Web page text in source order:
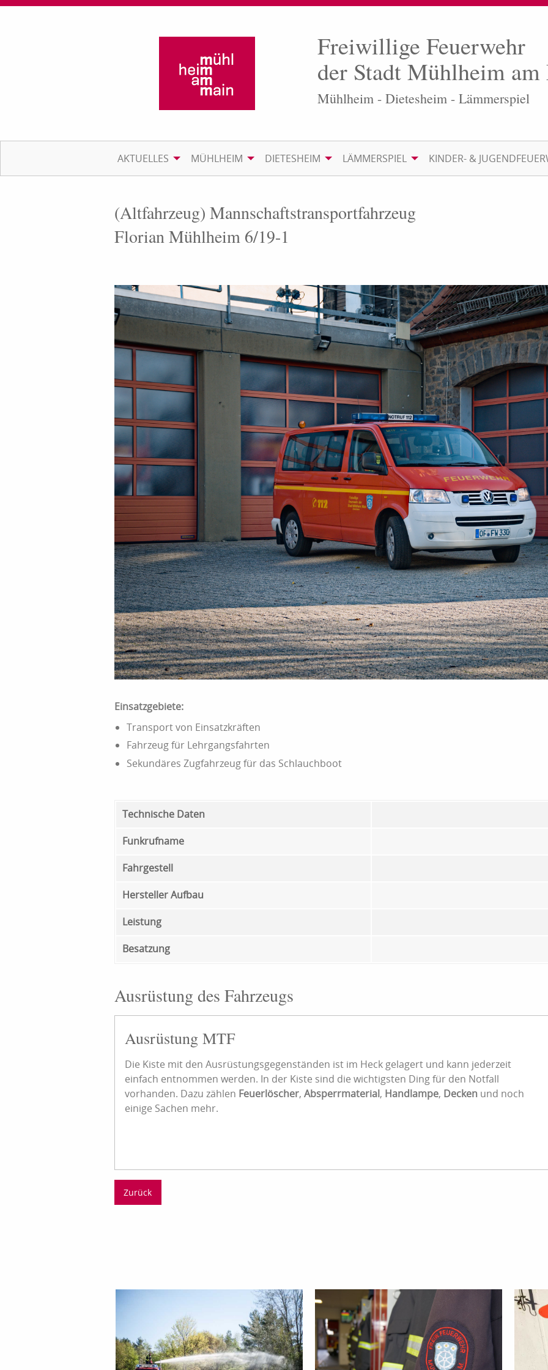
Freiwillige Feuerwehr
der Stadt Mühlheim
Mühlheim - Dietesheim - Lämmerspiel
AKTUELLES MÜHLHEIM DIETESHEIM LÄMMERSPIEL KINDER- &
(Altfahrzeug) Mannschaftstransport­fahrzeug
Florian Mühlheim 6/19-1
Einsatzgebiete:
Transport von Einsatzkräften
Fahrzeug für Lehrgangsfahrten
Sekundäres Zugfahrzeug für das Schlauchboot
Technische Daten
Funkrufname
Fahrgestell
Hersteller Aufbau
Leistung
Besatzung
Ausrüstung des Fahrzeugs
Ausrüstung MTF
Die Kiste mit den Ausrüstungsgegenständen ist im Heck gelagert und kann jederzeit
einfach entnommen werden. In der Kiste sind die wichtigsten Ding für den Notfall
vorhanden. Dazu zählen Feuerlöscher, Absperrmaterial, Handlampe, Decken und noch
einige Sachen mehr.
Zurück